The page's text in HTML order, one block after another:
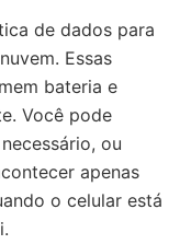
de dados para
Essas
bateria e
Você pode
ou
apenas
o celular está